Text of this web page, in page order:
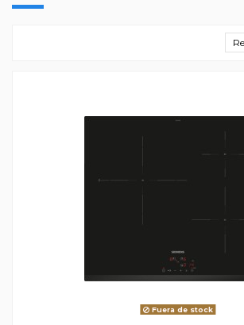
Fuera de stock